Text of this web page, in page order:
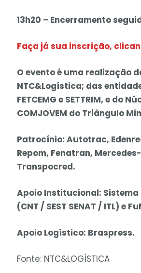
13h20 – Encerramento
Faça já sua inscrição,
O evento é uma realização
NTC&Logística; das
FETCEMG e SETTRIM, e do
COMJOVEM do Triângulo
Patrocínio: Autotrac,
Repom, Fenatran,
Transpocred.
Apoio Institucional:
(CNT / SEST SENAT / ITL) e
Apoio Logístico: Braspress.
Fonte: NTC&LOGÍSTICA